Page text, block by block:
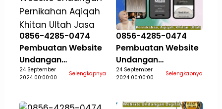
0856-4285-0474
Pembuatan Website
Undangan
Pernikahan Aqiqah
Khitan Ultah Jasa
24 September
2024 00:00:00
Selengkapnya
0856-4285-0474
Pembuatan Website
Undangan
Pernikahan Aqiqah
Khitan Ultah Jasa
24 September
2024 00:00:00
Selengkapnya